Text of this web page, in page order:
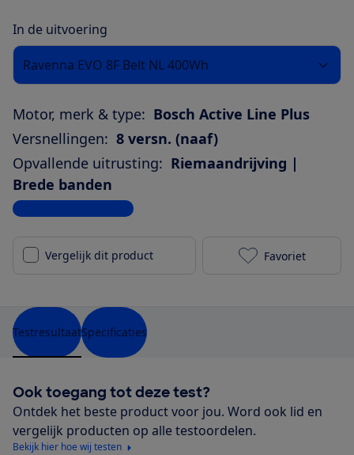
In de uitvoering
Ravenna EVO 8F Belt NL 400Wh
Motor, merk & type: Bosch Active Line Plus
Versnellingen: 8 versn. (naaf)
Opvallende uitrusting: Riemaandrijving |
Brede banden
Bekijk alle specificaties
Vergelijk dit product Pegasus
Favoriet
TestresultaatSpecificaties
Ook toegang tot deze test?
Ontdek het beste product voor jou. Word ook lid en
vergelijk producten op alle testoordelen.
Bekijk hier hoe wij testen